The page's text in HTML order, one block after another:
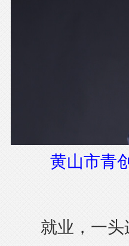
黄山市青
就业，一头